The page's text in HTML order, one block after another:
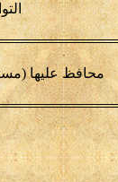
محافظ عليها